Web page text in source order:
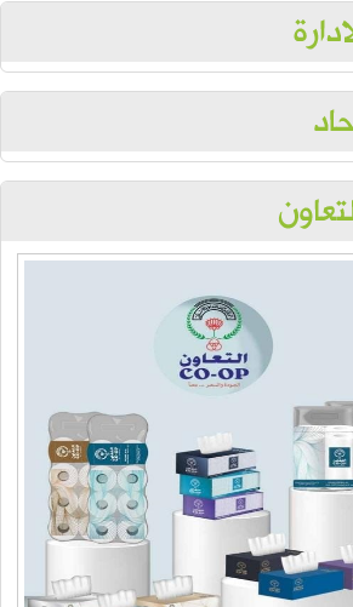
رئيس اتحاد الجمعيات التعاونية الاستهلاكية
Thursday, July 2, 2026
اتحاد الجمعيات يوقع مذكرة تفاهم مع افاق
Thursday, June 25, 2026
اتحاد الجمعيات التعاونية يبحث تعزيز التعاون ومع
نقابة العاملين بالقطاع التعاوني
Monday, June 22, 2026
الجمعية العمومية الثانيى لاتحاد الجمعيات